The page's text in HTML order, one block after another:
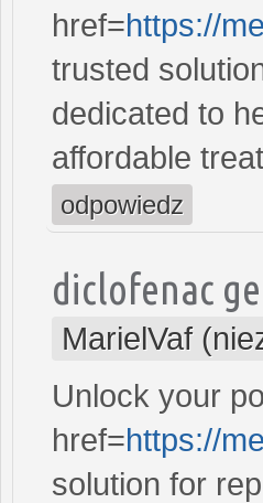
href=https://
trusted
dedicated to
affordable
odpowiedz
diclofenac
MarielVaf
Unlock your
href=https://
solution for